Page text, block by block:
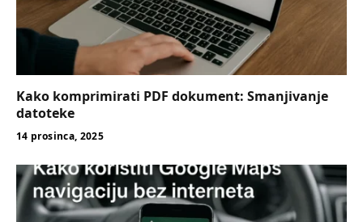
Kako komprimirati PDF dokument: Smanjivanje
datoteke
14 prosinca, 2025